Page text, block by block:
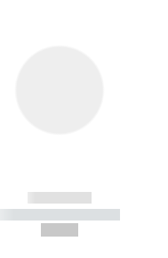
------------
----------- -----------